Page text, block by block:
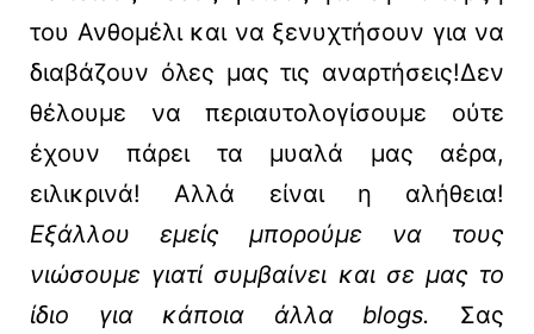
του Ανθομέλι και να ξενυχτήσουν για να
διαβάζουν όλες μας τις αναρτήσεις!Δεν
θέλουμε να περιαυτολογίσουμε ούτε
έχουν πάρει τα μυαλά μας αέρα,
ειλικρινά! Αλλά είναι η αλήθεια!
Εξάλλου εμείς μπορούμε να τους
νιώσουμε γιατί συμβαίνει και σε μας το
ίδιο για κάποια άλλα blogs.
Σας